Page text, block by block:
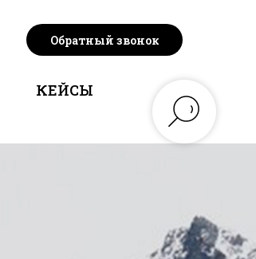
Обратный звонок
КЕЙСЫ